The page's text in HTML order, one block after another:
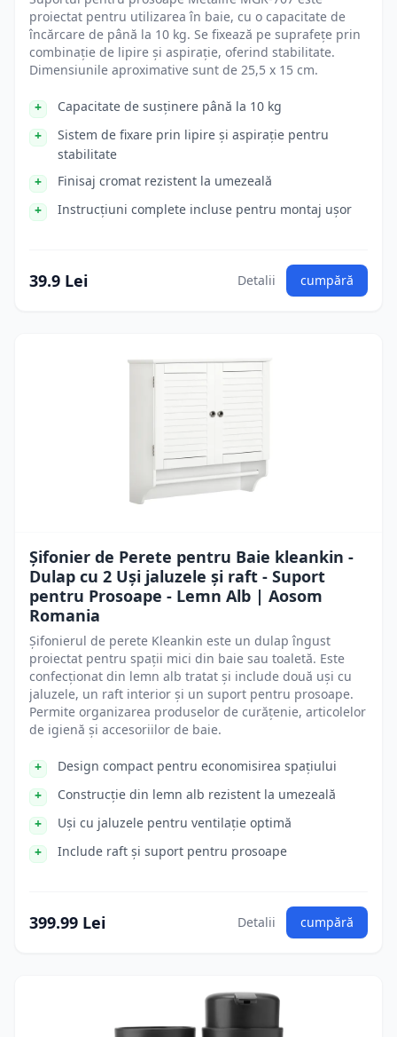
proiectat pentru utilizarea în baie, cu o capacitate de
încărcare de până la 10 kg. Se fixează pe suprafețe prin
combinație de lipire și aspirație, oferind stabilitate.
Dimensiunile aproximative sunt de 25,5 x 15 cm.
Capacitate de susținere până la 10 kg
Sistem de fixare prin lipire și aspirație pentru
stabilitate
Finisaj cromat rezistent la umezeală
Instrucțiuni complete incluse pentru montaj ușor
39.9 Lei Detalii cumpără
Șifonier de Perete pentru Baie kleankin -
Dulap cu 2 Uși jaluzele și raft - Suport
pentru Prosoape - Lemn Alb | Aosom
Romania
Șifonierul de perete Kleankin este un dulap îngust
proiectat pentru spații mici din baie sau toaletă. Este
confecționat din lemn alb tratat și include două uși cu
jaluzele, un raft interior și un suport pentru prosoape.
Permite organizarea produselor de curățenie, articolelor
de igienă și accesoriilor de baie.
Design compact pentru economisirea spațiului
Construcție din lemn alb rezistent la umezeală
Uși cu jaluzele pentru ventilație optimă
Include raft și suport pentru prosoape
399.99 Lei Detalii cumpără